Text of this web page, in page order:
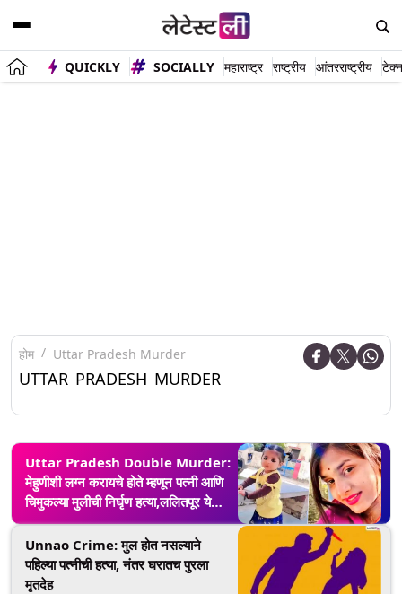
QUICKLY SOCIALLY महाराष्ट्र राष्ट्रीय आंतरराष्ट्रीय
होम Uttar Pradesh Murder
UTTAR PRADESH MURDER
Uttar Pradesh Double Murder:
मेहुणीशी लग्न करायचे होते म्हणून पत्नी आणि
चिमुकल्या मुलीची निर्घृण हत्या,ललितपूर येथील
घटना
Unnao Crime: मुल होत नसल्याने
पहिल्या पत्नीची हत्या, नंतर घरातच पुरला
मृतदेह